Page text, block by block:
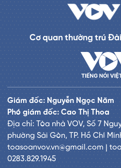
Cơ quan thường trú Đài
Giám đốc: Nguyễn Ngọc Năm
Phó giám đốc: Cao Thị Thoa
Địa chỉ: Tòa nhà VOV, Số 7
phường Sài Gòn, TP. Hồ Chí
toasoanvov.vn@gmail.com |
0283.829.1945